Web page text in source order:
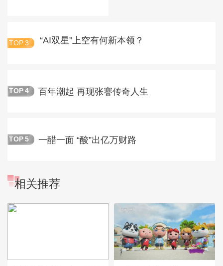
TOP 3 “AI双星”上空有何新本领？
TOP 4 百年潮起 再现张謇传奇人生
TOP 5 一醋一面 “酸”出亿万财路
相关推荐